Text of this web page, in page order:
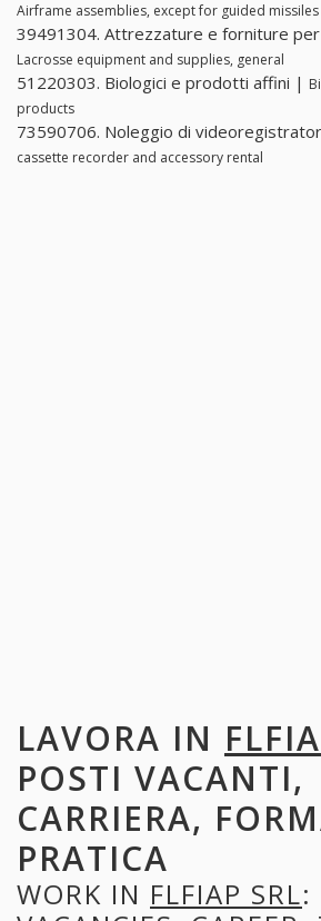
Airframe assemblies, except for guided missiles
39491304. Attrezzature e forniture
Lacrosse equipment and supplies, general
51220303. Biologici e prodotti affini |
products
73590706. Noleggio di
cassette recorder and accessory rental
LAVORA IN
POSTI VACANTI,
CARRIERA,
PRATICA
WORK IN FLFIAP SRL: